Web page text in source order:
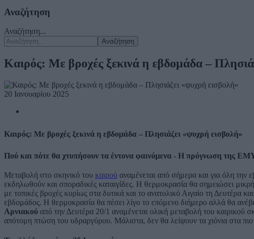
Αναζήτηση
Αναζήτηση...
Αναζήτηση
Καιρός: Με βροχές ξεκινά η εβδομάδα –
20 Ιανουαρίου 2025
Καιρός: Με βροχές ξεκινά η εβδομάδα – Πλησιάζει «ψυχρή εισβολή»
Πού και πότε θα χτυπήσουν τα έντονα φαινόμενα - Η πρόγνωση της
Μεταβολή στο σκηνικό του καιρού αναμένεται από σήμερα και για όλη την
εκδηλωθούν και σποραδικές καταιγίδες. Η θερμοκρασία θα σημειώσει
με τοπικές βροχές κυρίως στα δυτικά και το ανατολικό Αιγαίο τη Δευτέρα
εβδομάδος. Η θερμοκρασία θα πέσει λίγο το επόμενο διήμερο αλλά θα
Αρνιακού από την Δευτέρα 20/1 αναμένεται ολική μεταβολή του καιρικού
απότομη πτώση του υδραργύρου. Μάλιστα, δεν θα λείψουν τα χιόνια στα